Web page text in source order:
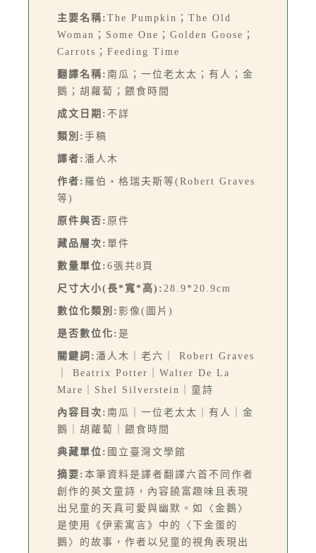
主要名稱: The Pumpkin；The Old
Woman；Some One；Golden Goose；
Carrots；Feeding Time
翻譯名稱: 南瓜；一位老太太；有人；金
鵝；胡蘿蔔；餵食時間
成文日期: 不詳
類別: 手稿
譯者: 潘人木
作者: 羅伯‧格瑞夫斯等(Robert Graves
等)
原件與否: 原件
藏品層次: 單件
數量單位: 6張共8頁
尺寸大小(長*寬*高): 28.9*20.9cm
數位化類別: 影像(圖片)
是否數位化: 是
關鍵詞: 潘人木｜老六｜ Robert Graves
｜ Beatrix Potter｜Walter De La
Mare｜Shel Silverstein｜童詩
內容目次: 南瓜｜一位老太太｜有人｜金
鵝｜胡蘿蔔｜餵食時間
典藏單位: 國立臺灣文學館
摘要: 本筆資料是譯者翻譯六首不同作者
創作的英文童詩，內容饒富趣味且表現
出兒童的天真可愛與幽默。如〈金鵝〉
是使用《伊索寓言》中的〈下金蛋的
鵝〉的故事，作者以兒童的視角表現出